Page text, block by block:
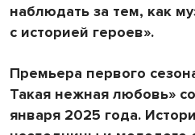
наблюдать за тем, как
с историей героев».
Премьера первого
Такая нежная любовь»
января 2025 года.